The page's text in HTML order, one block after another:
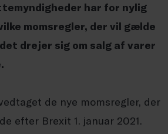
har for nylig
momsregler, der vil gælde
drejer sig om salg af varer
de nye momsregler, der
efter Brexit 1. januar 2021.